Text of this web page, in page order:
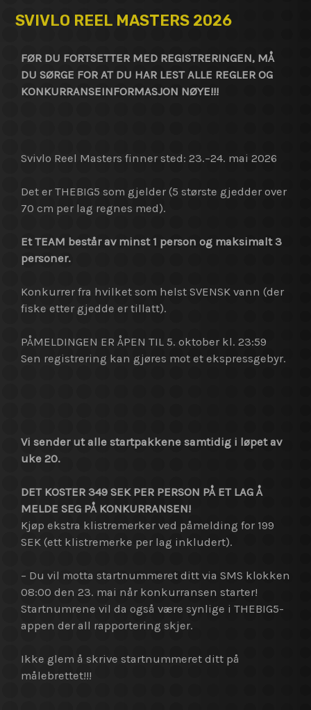
SVIVLO REEL MASTERS 2026
FØR DU FORTSETTER MED REGISTRERINGEN, MÅ
DU SØRGE FOR AT DU HAR LEST ALLE REGLER OG
KONKURRANSEINFORMASJON NØYE!!!
Svivlo Reel Masters finner sted: 23.–24. mai 2026
Det er THEBIG5 som gjelder (5 største gjedder over
70 cm per lag regnes med).
Et TEAM består av minst 1 person og maksimalt 3
personer.
Konkurrer fra hvilket som helst SVENSK vann (der
fiske etter gjedde er tillatt).
PÅMELDINGEN ER ÅPEN TIL 5. oktober kl. 23:59
Sen registrering kan gjøres mot et ekspressgebyr.
Vi sender ut alle startpakkene samtidig i løpet av
uke 20.
DET KOSTER 349 SEK PER PERSON PÅ ET LAG Å
MELDE SEG PÅ KONKURRANSEN!
Kjøp ekstra klistremerker ved påmelding for 199
SEK (ett klistremerke per lag inkludert).
– Du vil motta startnummeret ditt via SMS klokken
08:00 den 23. mai når konkurransen starter!
Startnumrene vil da også være synlige i THEBIG5-
appen der all rapportering skjer.
Ikke glem å skrive startnummeret ditt på
målebrettet!!!